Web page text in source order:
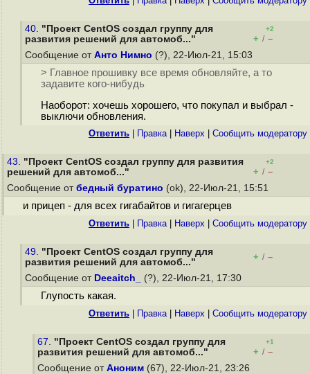
40. "Проект CentOS создал группу для
развития решений для автомоб..."
+2
+ / –
Сообщение от Анто Нимно (?), 22-Июл-21, 15:03
> Главное прошивку все время обновляйте, а то
задавите кого-нибудь
Наоборот: хочешь хорошего, что покупал и выбрал -
выключи обновления.
Ответить Правка| Наверх Cообщить модератору
43. "Проект CentOS создал группу для развития
решений для автомоб..."
+2
+ / –
Сообщение от бедный буратино (ok), 22-Июл-21, 15:51
и прицеп - для всех гигабайтов и гигагерцев
Ответить Правка| Наверх Cообщить модератору
49. "Проект CentOS создал группу для
развития решений для автомоб..."
+ / –
Сообщение от Deeaitch_ (?), 22-Июл-21, 17:30
Глупость какая.
Ответить Правка| Наверх Cообщить модератору
67. "Проект CentOS создал группу для
развития решений для автомоб..."
+1
+ / –
Сообщение от Аноним (67), 22-Июл-21, 23:26